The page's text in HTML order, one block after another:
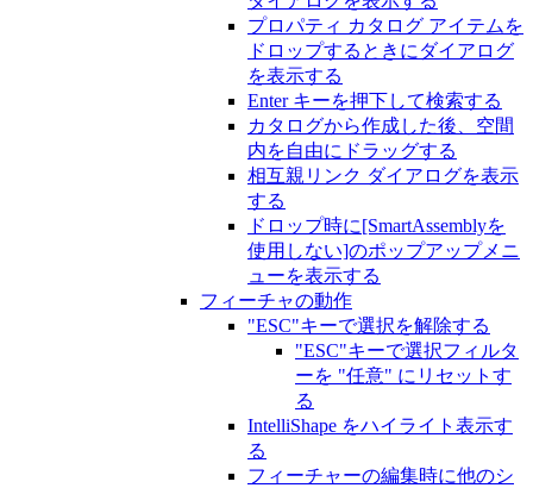
プロパティ カタログ アイテムを
ドロップするときにダイアログ
を表示する
Enter キーを押下して検索する
カタログから作成した後、空間
内を自由にドラッグする
相互親リンク ダイアログを表示
する
ドロップ時に[SmartAssemblyを
使用しない]のポップアップメニ
ューを表示する
フィーチャの動作
"ESC"キーで選択を解除する
"ESC"キーで選択フィルタ
ーを "任意" にリセットす
る
IntelliShape をハイライト表示す
る
フィーチャーの編集時に他のシ